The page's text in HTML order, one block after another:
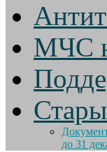
МЧС
до 31